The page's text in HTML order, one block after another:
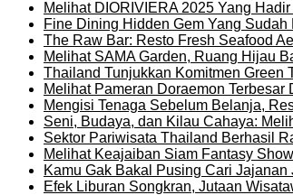
Melihat DIORIVIERA 2025 Yang
Fine Dining Hidden Gem Yang Sudah
The Raw Bar: Resto Fresh Seafood
Melihat SAMA Garden, Ruang Hijau
Thailand Tunjukkan Komitmen Green
Melihat Pameran Doraemon
Mengisi Tenaga Sebelum Belanja,
Seni, Budaya, dan Kilau Cahaya:
Sektor Pariwisata Thailand Berhasil
Melihat Keajaiban Siam Fantasy
Kamu Gak Bakal Pusing Cari
Efek Liburan Songkran, Jutaan